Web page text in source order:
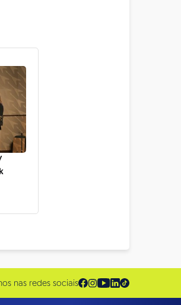
nas redes sociais